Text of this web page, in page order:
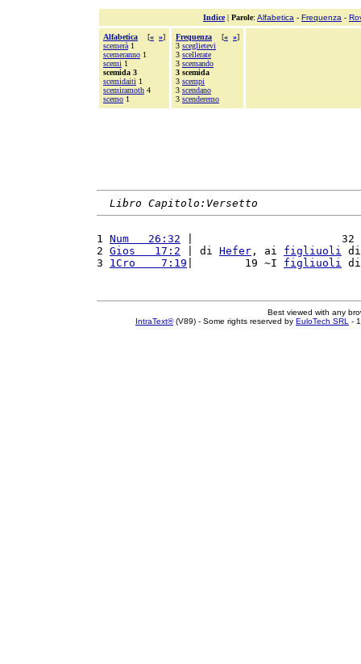
Indice| Parole: Alfabetica - Frequenza -
Alfabetica [« »]
scemerà 1
scemeranno 1
scemi 1
scemida 3
scemidaiti 1
scemiramoth 4
scemo 1
Frequenza [« »]
3 sceglietevi
3 scellerate
3 scemando
3 scemida
3 scempi
3 scendano
3 scenderemo
Libro Capitolo:Versetto
1 Num   26:32 |                       32
2 Gios   17:2 | di Hefer , ai figliuoli
3 1Cro    7:19 |        19 ~I figliuoli
Best viewed with any
IntraText®(V89) - Some rights reserved by EuloTech SRL -